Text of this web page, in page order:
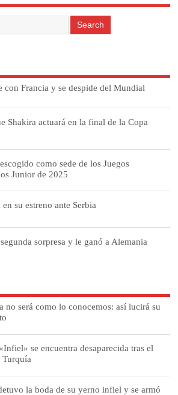
con Francia y se despide del Mundial
Shakira actuará en la final de la Copa
como sede de los Juegos
Junior de 2025
su estreno ante Serbia
sorpresa y le ganó a Alemania
no será como lo conocemos: así lucirá su
se encuentra desaparecida tras el
Turquía
la boda de su yerno infiel y se armó